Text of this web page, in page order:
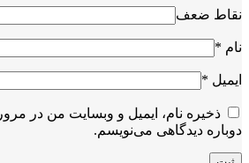
نقاط ضعف
نام *
ایمیل *
ذخیره نام، ایمیل و وبسایت من در
دوباره دیدگاهی می‌نویسم.